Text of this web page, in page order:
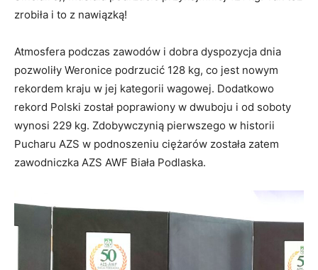
zrobiła i to z nawiązką!
Atmosfera podczas zawodów i dobra dyspozycja dnia
pozwoliły Weronice podrzucić 128 kg, co jest nowym
rekordem kraju w jej kategorii wagowej. Dodatkowo
rekord Polski został poprawiony w dwuboju i od soboty
wynosi 229 kg. Zdobywczynią pierwszego w historii
Pucharu AZS w podnoszeniu ciężarów została zatem
zawodniczka AZS AWF Biała Podlaska.